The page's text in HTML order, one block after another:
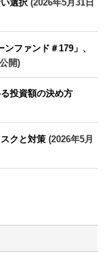
選択 (2026年5月31日
ファンド＃179」、
開)
投資額の決め方
クと対策 (2026年5月